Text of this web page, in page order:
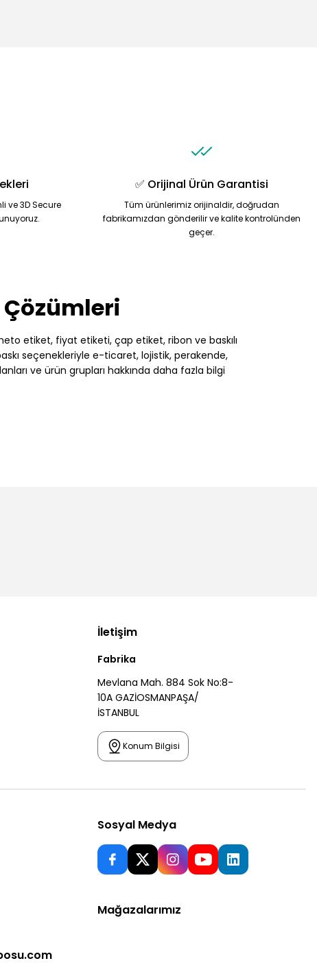
ve 3D Secure
✅ Orijinal Ürün Garantisi
Tüm ürünlerimiz orijinaldir, doğrudan
fabrikamızdan gönderilir ve kalite kontrolünden
geçer.
Çözümleri
etiket, fiyat etiketi, çap etiket, ribon ve baskılı
seçenekleriyle e-ticaret, lojistik, perakende,
ve ürün grupları hakkında daha fazla bilgi
İletişim
Fabrika
Mevlana Mah. 884 Sok No:8-
10A GAZİOSMANPAŞA/
İSTANBUL
Konum Bilgisi
Sosyal Medya
Mağazalarımız